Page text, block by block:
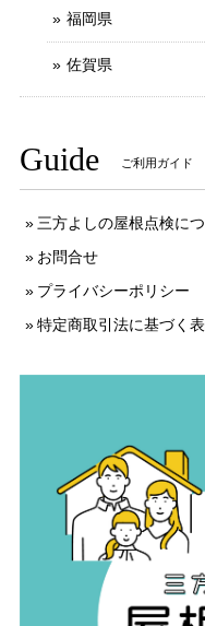
福岡県
佐賀県
Guide ご利用ガイド
三方よしの屋根点検に
お問合せ
プライバシーポリシー
特定商取引法に基づく